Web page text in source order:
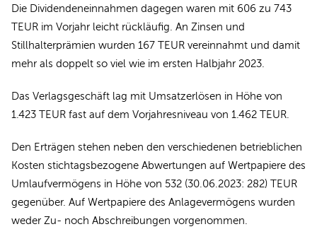
Die Dividendeneinnahmen dagegen waren mit 606 zu 743
TEUR im Vorjahr leicht rückläufig. An Zinsen und
Stillhalterprämien wurden 167 TEUR vereinnahmt und damit
mehr als doppelt so viel wie im ersten Halbjahr 2023.
Das Verlagsgeschäft lag mit Umsatzerlösen in Höhe von
1.423 TEUR fast auf dem Vorjahresniveau von 1.462 TEUR.
Den Erträgen stehen neben den verschiedenen betrieblichen
Kosten stichtagsbezogene Abwertungen auf Wertpapiere des
Umlaufvermögens in Höhe von 532 (30.06.2023: 282) TEUR
gegenüber. Auf Wertpapiere des Anlagevermögens wurden
weder Zu- noch Abschreibungen vorgenommen.